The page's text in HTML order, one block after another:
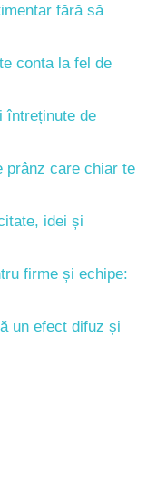
fără să
conta la fel de
întreținute de
prânz care chiar te
idei și
firme și echipe:
un efect difuz și